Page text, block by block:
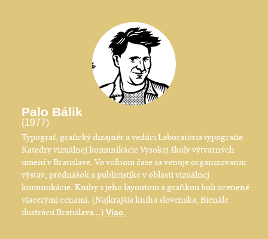
Palo Bálik
(1977)
Typograf, grafický dizajnér a vedúci Laboratória typografie
Katedry vizuálnej komunikácie Vysokej školy výtvarných
umení v Bratislave. Vo voľnom čase sa venuje organizovaniu
výstav, prednášok a publicistike v oblasti vizuálnej
komunikácie. Knihy s jeho layoutom a grafikou boli ocenené
viacerými cenami. (Najkrajšia kniha slovenska, Bienále
ilustrácii Bratislava...)Viac.